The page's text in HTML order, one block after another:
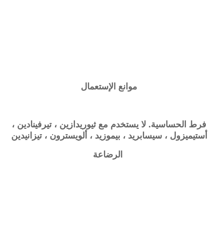
موانع الإستعمال
فرط الحساسية. لا يستخدم مع ثيوريدازين ، تيرفينادين ،
أستيميزول ، سيسابريد ، بيموزيد ، ألويسترون ، تيزانيدين
الرضاعة